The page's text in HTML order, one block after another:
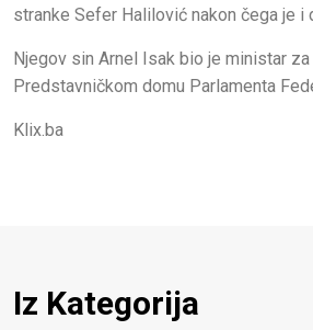
stranke Sefer Halilović nakon čega je i
Njegov sin Arnel Isak bio je ministar
Predstavničkom domu Parlamenta
Klix.ba
Iz Kategorija